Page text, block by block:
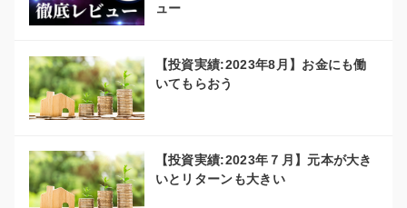
ュー
【投資実績:2023年8月】お金にも働
いてもらおう
【投資実績:2023年７月】元本が大き
いとリターンも大きい